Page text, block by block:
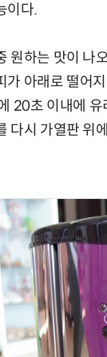
이다.
원하는 맛이 나
가 아래로 떨어
20초 이내에
다시 가열판 위